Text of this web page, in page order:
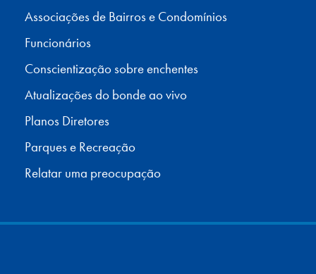
Associações de Bairros e Condomínios
Funcionários
Conscientização sobre enchentes
Atualizações do bonde ao vivo
Planos Diretores
Parques e Recreação
Relatar uma preocupação